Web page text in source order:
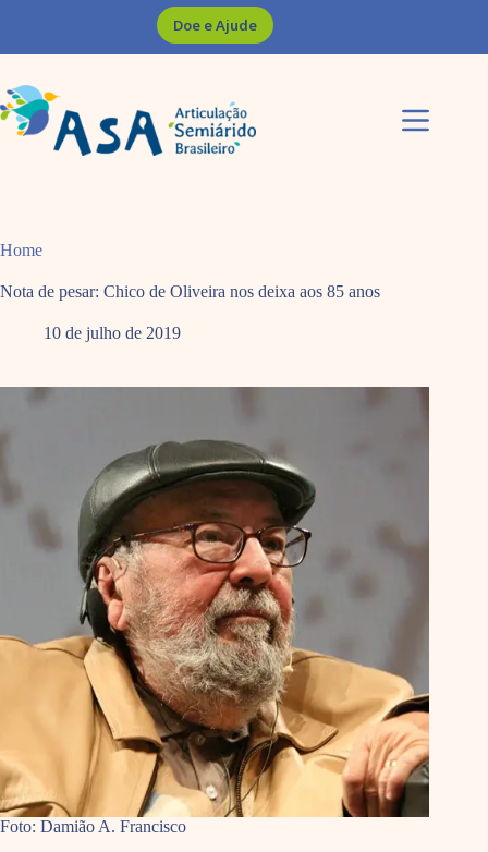
Doe e Ajude
Home
Nota de pesar: Chico de Oliveira nos deixa aos 85 anos
10 de julho de 2019
Foto: Damião A. Francisco